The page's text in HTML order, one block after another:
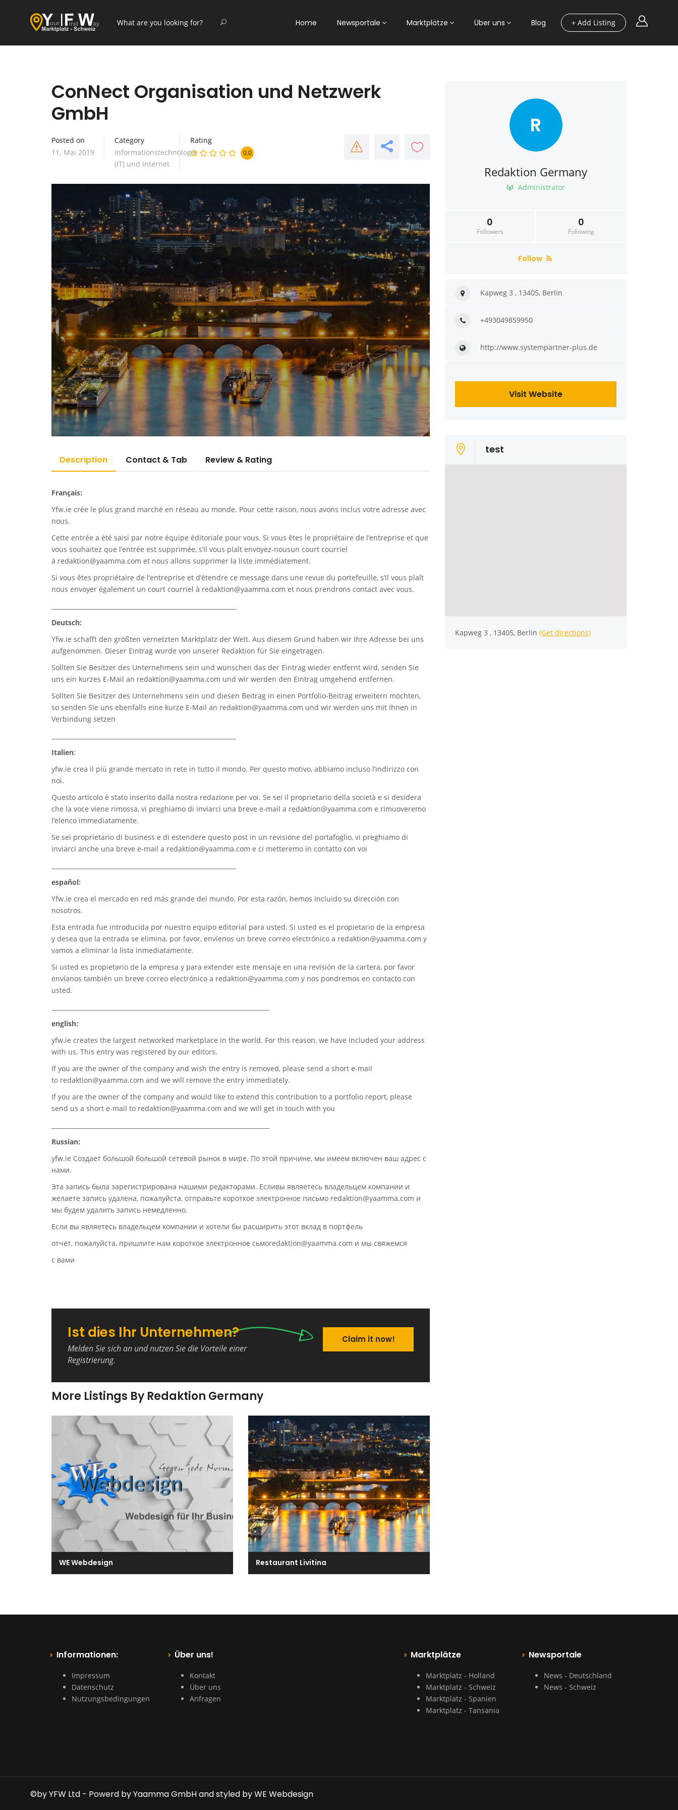
+ Add Listing
Home Newsportale Marktplätze Über uns Blog
ConNect Organisation und Netzwerk
GmbH
Posted on
11. Mai 2019
Category
Informationstechnologie
(IT) und Internet
Rating
0.0
Description Contact & Tab Review & Rating
Français:
Yfw.ie crée le plus grand marché en réseau au monde. Pour cette raison, nous avons inclus votre adresse avec
nous.
Cette entrée a été saisi par notre équipe éditoriale pour vous. Si vous êtes le propriétaire de l’entreprise et que
vous souhaitez que l’entrée est supprimée, s’il vous plaît envoyez-nousun court courriel
à redaktion@yaamma.com et nous allons supprimer la liste immédiatement.
Si vous êtes propriétaire de l’entreprise et d’étendre ce message dans une revue du portefeuille, s’il vous plaît
nous envoyer également un court courriel à redaktion@yaamma.com et nous prendrons contact avec vous.
Deutsch:
Yfw.ie schafft den größten vernetzten Marktplatz der Welt. Aus diesem Grund haben wir Ihre Adresse bei uns
aufgenommen. Dieser Eintrag wurde von unserer Redaktion für Sie eingetragen.
Sollten Sie Besitzer des Unternehmens sein und wünschen das der Eintrag wieder entfernt wird, senden Sie
uns ein kurzes E-Mail an redaktion@yaamma.com und wir werden den Eintrag umgehend entfernen.
Sollten Sie Besitzer des Unternehmens sein und diesen Beitrag in einen Portfolio-Beitrag erweitern möchten,
so senden Sie uns ebenfalls eine kurze E-Mail an redaktion@yaamma.com und wir werden uns mit Ihnen in
Verbindung setzen
Italien:
yfw.ie crea il più grande mercato in rete in tutto il mondo. Per questo motivo, abbiamo incluso l’indirizzo con
noi.
Questo articolo è stato inserito dalla nostra redazione per voi. Se sei il proprietario della società e si desidera
che la voce viene rimossa, vi preghiamo di inviarci una breve e-mail a redaktion@yaamma.com e rimuoveremo
l’elenco immediatamente.
Se sei proprietario di business e di estendere questo post in un revisione del portafoglio, vi preghiamo di
inviarci anche una breve e-mail a redaktion@yaamma.com e ci metteremo in contatto con voi
español:
Yfw.ie crea el mercado en red más grande del mundo. Por esta razón, hemos incluido su dirección con
nosotros.
Esta entrada fue introducida por nuestro equipo editorial para usted. Si usted es el propietario de la empresa
y desea que la entrada se elimina, por favor, envíenos un breve correo electrónico a redaktion@yaamma.com y
vamos a eliminar la lista inmediatamente.
Si usted es propietario de la empresa y para extender este mensaje en una revisión de la cartera, por favor
envíanos también un breve correo electrónico a redaktion@yaamma.com y nos pondremos en contacto con
usted.
english:
yfw.ie creates the largest networked marketplace in the world. For this reason, we have included your address
with us. This entry was registered by our editors.
If you are the owner of the company and wish the entry is removed, please send a short e-mail
to redaktion@yaamma.com and we will remove the entry immediately.
If you are the owner of the company and would like to extend this contribution to a portfolio report, please
send us a short e-mail to redaktion@yaamma.com and we will get in touch with you
Russian:
yfw.ie Создает большой большой сетевой рынок в мире. По этой причине, мы имеем включен ваш адрес с
нами.
Эта запись была зарегистрирована нашими редакторами. Есливы являетесь владельцем компании и
желаете запись удалена, пожалуйста, отправьте короткое электронное письмо redaktion@yaamma.com и
мы будем удалить запись немедленно.
Если вы являетесь владельцем компании и хотели бы расширить этот вклад в портфель
отчет, пожалуйста, пришлите нам короткое электронное сьмоredaktion@yaamma.com и мы свяжемся
с вами
Ist dies Ihr Unternehmen?
Melden Sie sich an und nutzen Sie die Vorteile einer
Registrierung.
Claim it now!
More Listings By Redaktion Germany
WE Webdesign Restaurant Livitina
R
Redaktion Germany
Administrator
0
Followers
0
Following
Follow
Kapweg 3 , 13405, Berlin
+493049859950
http://www.systempartner-plus.de
Visit Website
test
Kapweg 3 , 13405, Berlin (Get directions)
Informationen:
Impressum
Datenschutz
Nutzungsbedingungen
Über uns!
Kontakt
Über uns
Anfragen
Marktplätze
Marktplatz - Holland
Marktplatz - Schweiz
Marktplatz - Spanien
Marktplatz - Tansania
Newsportale
News - Deutschland
News - Schweiz
©by YFW Ltd - Powerd by Yaamma GmbH and styled by WE Webdesign